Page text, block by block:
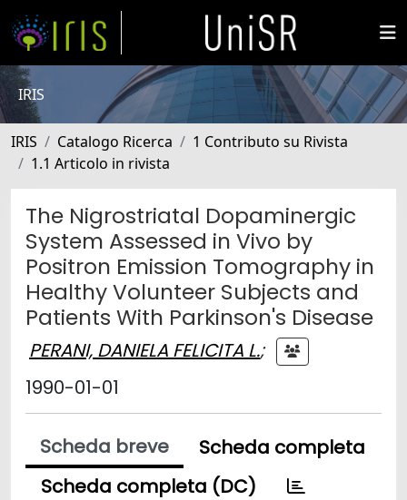
IRIS
IRIS Catalogo Ricerca
1 Contributo su Rivista
1.1 Articolo in rivista
The Nigrostriatal Dopaminergic
System Assessed in Vivo by
Positron Emission Tomography in
Healthy Volunteer Subjects and
Patients With Parkinson's Disease
PERANI, DANIELA FELICITA L.;
1990-01-01
Scheda breve
Scheda completa
Scheda completa (DC)